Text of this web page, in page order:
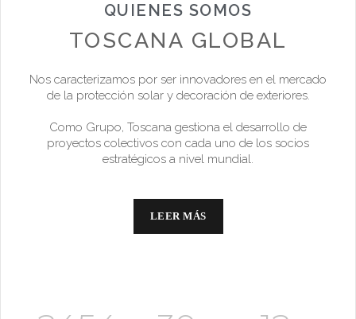
QUIENES SOMOS
TOSCANA GLOBAL
Nos caracterizamos por ser innovadores en el mercado
de la protección solar y decoración de exteriores.
Como Grupo, Toscana gestiona el desarrollo de
proyectos colectivos con cada uno de los socios
estratégicos a nivel mundial.
LEER MÁS